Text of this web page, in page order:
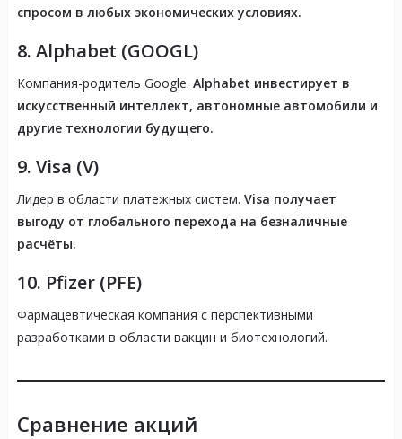
спросом в любых экономических условиях.
8. Alphabet (GOOGL)
Компания-родитель Google. Alphabet инвестирует в
искусственный интеллект, автономные автомобили и
другие технологии будущего.
9. Visa (V)
Лидер в области платежных систем. Visa получает
выгоду от глобального перехода на безналичные
расчёты.
10. Pfizer (PFE)
Фармацевтическая компания с перспективными
разработками в области вакцин и биотехнологий.
Сравнение акций